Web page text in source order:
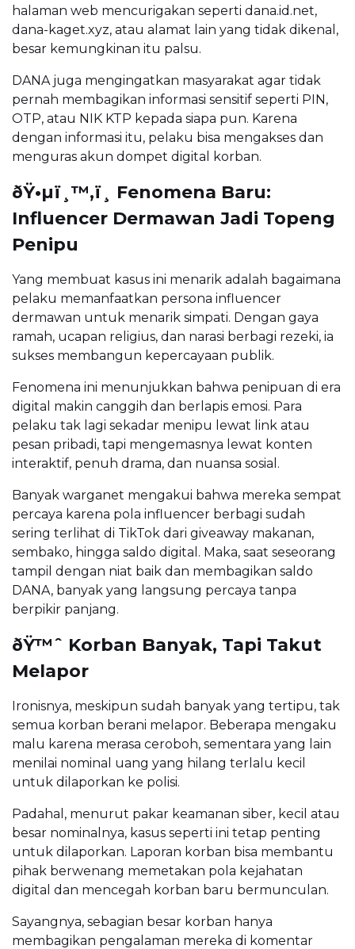
halaman web mencurigakan seperti dana.id.net,
dana-kaget.xyz, atau alamat lain yang tidak dikenal,
besar kemungkinan itu palsu.
DANA juga mengingatkan masyarakat agar tidak
pernah membagikan informasi sensitif seperti PIN,
OTP, atau NIK KTP kepada siapa pun. Karena
dengan informasi itu, pelaku bisa mengakses dan
menguras akun dompet digital korban.
ðŸ•µï¸™‚ï¸ Fenomena Baru:
Influencer Dermawan Jadi Topeng
Penipu
Yang membuat kasus ini menarik adalah bagaimana
pelaku memanfaatkan persona influencer
dermawan untuk menarik simpati. Dengan gaya
ramah, ucapan religius, dan narasi berbagi rezeki, ia
sukses membangun kepercayaan publik.
Fenomena ini menunjukkan bahwa penipuan di era
digital makin canggih dan berlapis emosi. Para
pelaku tak lagi sekadar menipu lewat link atau
pesan pribadi, tapi mengemasnya lewat konten
interaktif, penuh drama, dan nuansa sosial.
Banyak warganet mengakui bahwa mereka sempat
percaya karena pola influencer berbagi sudah
sering terlihat di TikTok dari giveaway makanan,
sembako, hingga saldo digital. Maka, saat seseorang
tampil dengan niat baik dan membagikan saldo
DANA, banyak yang langsung percaya tanpa
berpikir panjang.
ðŸ™ˆ Korban Banyak, Tapi Takut
Melapor
Ironisnya, meskipun sudah banyak yang tertipu, tak
semua korban berani melapor. Beberapa mengaku
malu karena merasa ceroboh, sementara yang lain
menilai nominal uang yang hilang terlalu kecil
untuk dilaporkan ke polisi.
Padahal, menurut pakar keamanan siber, kecil atau
besar nominalnya, kasus seperti ini tetap penting
untuk dilaporkan. Laporan korban bisa membantu
pihak berwenang memetakan pola kejahatan
digital dan mencegah korban baru bermunculan.
Sayangnya, sebagian besar korban hanya
membagikan pengalaman mereka di komentar